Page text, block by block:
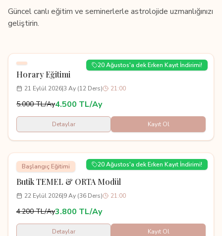
Güncel canlı eğitim ve seminerlerle astrolojide uzmanlığınızı
geliştirin.
20 Ağustos'a dek Erken Kayıt İndirimi!
Horary Eğitimi
21 Eylül 2026|3 Ay (12 Ders) 21:00
5.000 TL/Ay4.500 TL/Ay
Detaylar Kayıt Ol
20 Ağustos'a dek Erken Kayıt İndirimi!
Başlangıç Eğitimi
Butik TEMEL & ORTA Modül
22 Eylül 2026|9 Ay (36 Ders) 21:00
4.200 TL/Ay3.800 TL/Ay
Detaylar Kayıt Ol